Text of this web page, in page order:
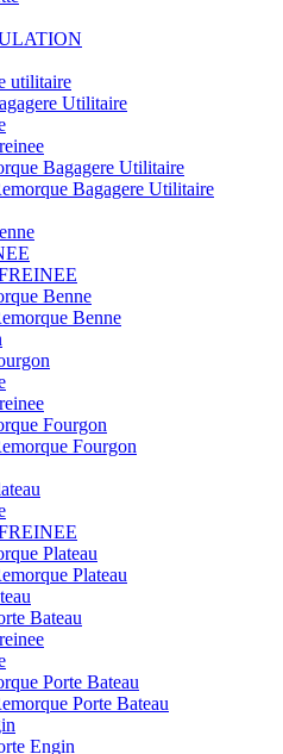
utilitaire
Utilitaire
Bagagere Utilitaire
Bagagere Utilitaire
Benne
Benne
Fourgon
Fourgon
Plateau
Plateau
Bateau
Porte Bateau
Porte Bateau
Engin